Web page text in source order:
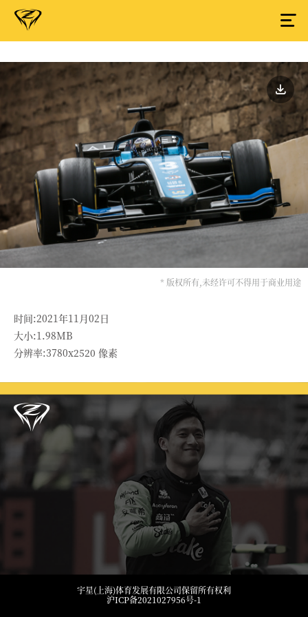
* 版权所有,未经许可不得用于商业用途
时间:2021年11月02日
大小:1.98MB
分辨率:3780x2520 像素
宇星(上海)体育发展有限公司保留所有权利
沪ICP备2021027956号-1